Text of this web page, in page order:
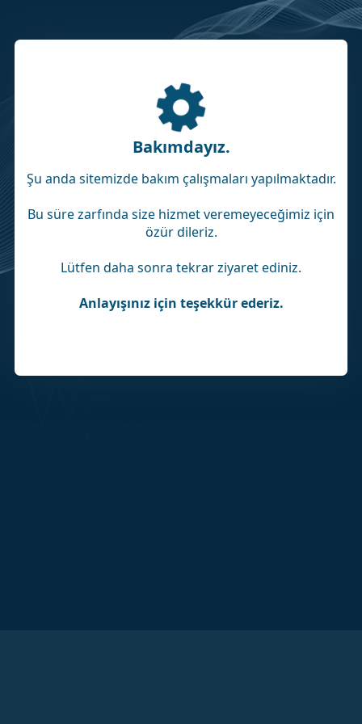
Bakımdayız.
Şu anda sitemizde bakım çalışmaları yapılmaktadır.
Bu süre zarfında size hizmet veremeyeceğimiz için
özür dileriz.
Lütfen daha sonra tekrar ziyaret ediniz.
Anlayışınız için teşekkür ederiz.